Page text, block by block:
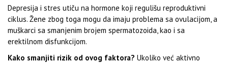
Depresija i stres utiču na hormone koji regulišu reproduktivni
ciklus. Žene zbog toga mogu da imaju problema sa ovulacijom, a
muškarci sa smanjenim brojem spermatozoida, kao i sa
erektilnom disfunkcijom.
Kako smanjiti rizik od ovog faktora? Ukoliko već aktivno